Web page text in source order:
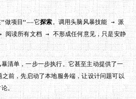
”做项目”——它探索。调用头脑风暴技能 → 派
读所有文档 → 不形成任何意见，只是安静
清单，一步一步执行。它甚至主动提供了一
之前，先启动了本地服务端，让设计问题可以
。